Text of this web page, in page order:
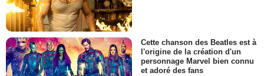
Cette chanson des Beatles est à
l'origine de la création d'un
personnage Marvel bien connu
et adoré des fans